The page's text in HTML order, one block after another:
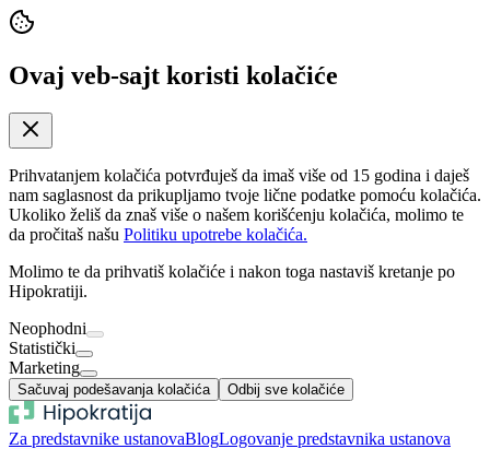
Ovaj veb-sajt koristi kolačiće
Prihvatanjem kolačića potvrđuješ da imaš više od 15 godina i daješ
nam saglasnost da prikupljamo tvoje lične podatke pomoću kolačića.
Ukoliko želiš da znaš više o našem korišćenju kolačića, molimo te
da pročitaš našu Politiku upotrebe kolačića.
Molimo te da prihvatiš kolačiće i nakon toga nastaviš kretanje po
Hipokratiji.
Neophodni
Statistički
Marketing
Sačuvaj podešavanja kolačića Odbij sve kolačiće
Za predstavnike ustanovaBlogLogovanje predstavnika ustanova